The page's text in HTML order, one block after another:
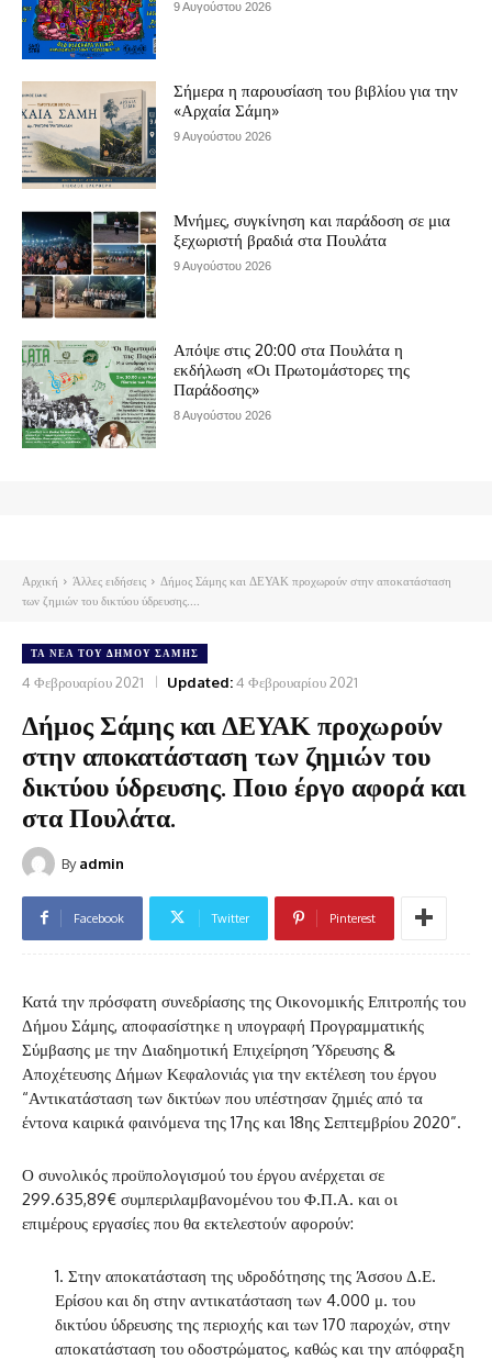
9 Αυγούστου 2026
Σήμερα η παρουσίαση του βιβλίου για την
«Αρχαία Σάμη»
9 Αυγούστου 2026
Μνήμες, συγκίνηση και παράδοση σε μια
ξεχωριστή βραδιά στα Πουλάτα
9 Αυγούστου 2026
Απόψε στις 20:00 στα Πουλάτα η
εκδήλωση «Οι Πρωτομάστορες της
Παράδοσης»
8 Αυγούστου 2026